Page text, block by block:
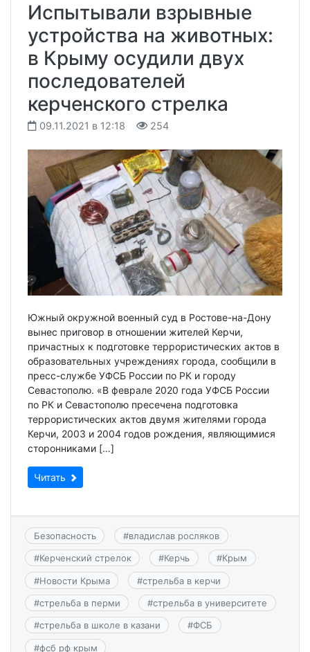
Испытывали взрывные
устройства на животных:
в Крыму осудили двух
последователей
керченского стрелка
09.11.2021 в 12:18 254
Южный окружной военный суд в Ростове-на-Дону
вынес приговор в отношении жителей Керчи,
причастных к подготовке террористических актов в
образовательных учреждениях города, сообщили в
пресс-службе УФСБ России по РК и городу
Севастополю. «В феврале 2020 года УФСБ России
по РК и Севастополю пресечена подготовка
террористических актов двумя жителями города
Керчи, 2003 и 2004 годов рождения, являющимися
сторонниками […]
Читать
Безопасность #владислав росляков
#Керченский стрелок #Керчь #Крым
#Новости Крыма #стрельба в керчи
#стрельба в перми #стрельба в университете
#стрельба в школе в казани #ФСБ
#фсб рф крым